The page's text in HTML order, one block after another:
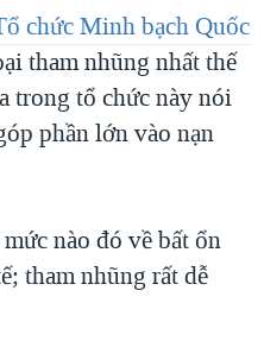
TRỘM HẢI SÂM
TỪ NÔNG THÔN MỸ
chức Minh bạch Quốc
tham nhũng nhất thế
trong tổ chức này nói
phần lớn vào nạn
nào đó về bất ổn
tham nhũng rất dễ